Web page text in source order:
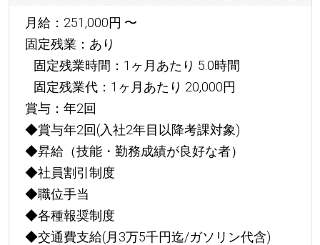
月給：251,000円 〜
固定残業：あり
固定残業時間：1ヶ月あたり 5.0時間
固定残業代：1ヶ月あたり 20,000円
賞与：年2回
◆賞与年2回(入社2年目以降考課対象)
◆昇給（技能・勤務成績が良好な者）
◆社員割引制度
◆職位手当
◆各種報奨制度
◆交通費支給(月3万5千円迄/ガソリン代含)